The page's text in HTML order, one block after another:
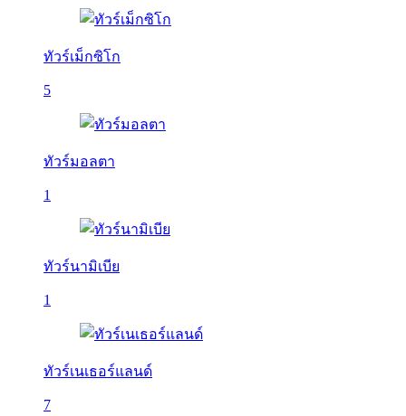
ทัวร์เม็กซิโก
5
ทัวร์มอลตา
1
ทัวร์นามิเบีย
1
ทัวร์เนเธอร์แลนด์
7